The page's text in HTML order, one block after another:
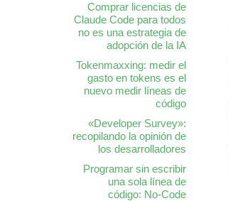
Comprar licencias de
Claude Code para todos
no es una estrategia de
adopción de la IA
Tokenmaxxing: medir el
gasto en tokens es el
nuevo medir líneas de
código
«Developer Survey»:
recopilando la opinión de
los desarrolladores
Programar sin escribir
una sola línea de
código: No-Code